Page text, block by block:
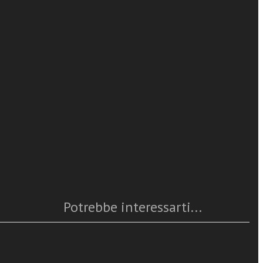
Potrebbe interessarti...